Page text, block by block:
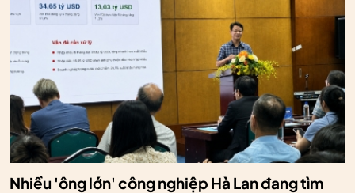
Nhiều 'ông lớn' công nghiệp Hà Lan đang tìm